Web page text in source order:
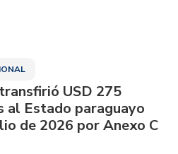
USD 275
al Estado paraguayo
de 2026 por Anexo C